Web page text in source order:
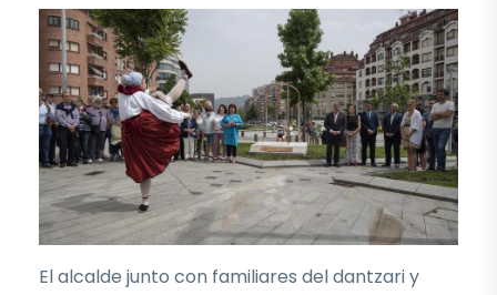
El alcalde junto con familiares del dantzari y